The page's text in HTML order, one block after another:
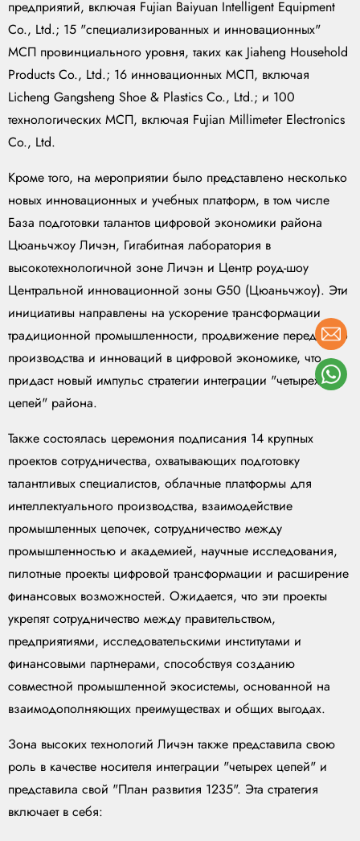
предприятий, включая Fujian Baiyuan Intelligent Equipment
Co., Ltd.; 15 "специализированных и инновационных"
МСП провинциального уровня, таких как Jiaheng Household
Products Co., Ltd.; 16 инновационных МСП, включая
Licheng Gangsheng Shoe & Plastics Co., Ltd.; и 100
технологических МСП, включая Fujian Millimeter Electronics
Co., Ltd.
Кроме того, на мероприятии было представлено несколько
новых инновационных и учебных платформ, в том числе
База подготовки талантов цифровой экономики района
Цюаньчжоу Личэн, Гигабитная лаборатория в
высокотехнологичной зоне Личэн и Центр роуд-шоу
Центральной инновационной зоны G50 (Цюаньчжоу). Эти
инициативы направлены на ускорение трансформации
традиционной промышленности, продвижение передового
производства и инноваций в цифровой экономике, что
придаст новый импульс стратегии интеграции "четырех
цепей" района.
Также состоялась церемония подписания 14 крупных
проектов сотрудничества, охватывающих подготовку
талантливых специалистов, облачные платформы для
интеллектуального производства, взаимодействие
промышленных цепочек, сотрудничество между
промышленностью и академией, научные исследования,
пилотные проекты цифровой трансформации и расширение
финансовых возможностей. Ожидается, что эти проекты
укрепят сотрудничество между правительством,
предприятиями, исследовательскими институтами и
финансовыми партнерами, способствуя созданию
совместной промышленной экосистемы, основанной на
взаимодополняющих преимуществах и общих выгодах.
Зона высоких технологий Личэн также представила свою
роль в качестве носителя интеграции "четырех цепей" и
представила свой "План развития 1235". Эта стратегия
включает в себя: